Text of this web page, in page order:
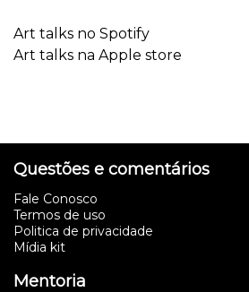
Art talks no Spotify
Art talks na Apple store
Questões e comentários
Fale Conosco
Termos de uso
Politica de privacidade
Mídia kit
Mentoria